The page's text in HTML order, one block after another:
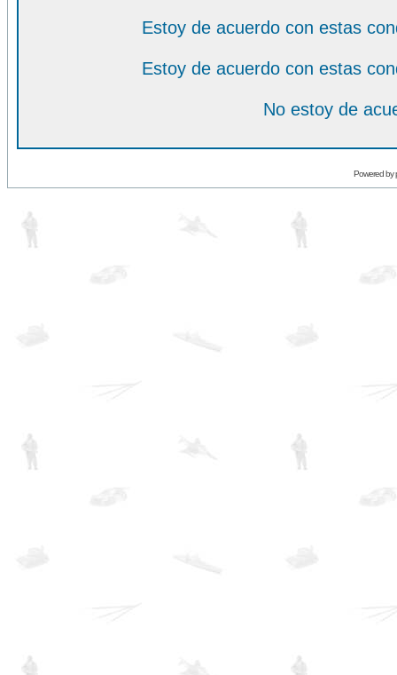
Estoy de acuerdo con estas
Estoy de acuerdo con estas
No estoy de
Powered by